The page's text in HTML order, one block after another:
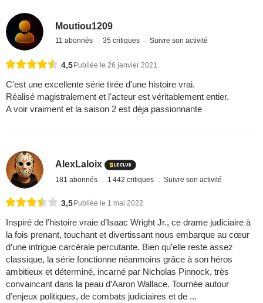
Moutiou1209
11 abonnés 35 critiques Suivre son activité
4,5 Publiée le 26 janvier 2021
C'est une excellente série tirée d'une histoire vrai.
Réalisé magistralement et l'acteur est véritablement entier.
A voir vraiment et la saison 2 est déja passionnante
AlexLaloix
181 abonnés 1 442 critiques Suivre son activité
3,5 Publiée le 1 mai 2022
Inspiré de l’histoire vraie d’Isaac Wright Jr., ce drame judiciaire à
la fois prenant, touchant et divertissant nous embarque au cœur
d’une intrigue carcérale percutante. Bien qu’elle reste assez
classique, la série fonctionne néanmoins grâce à son héros
ambitieux et déterminé, incarné par Nicholas Pinnock, très
convaincant dans la peau d’Aaron Wallace. Tournée autour
d’enjeux politiques, de combats judiciaires et de ...